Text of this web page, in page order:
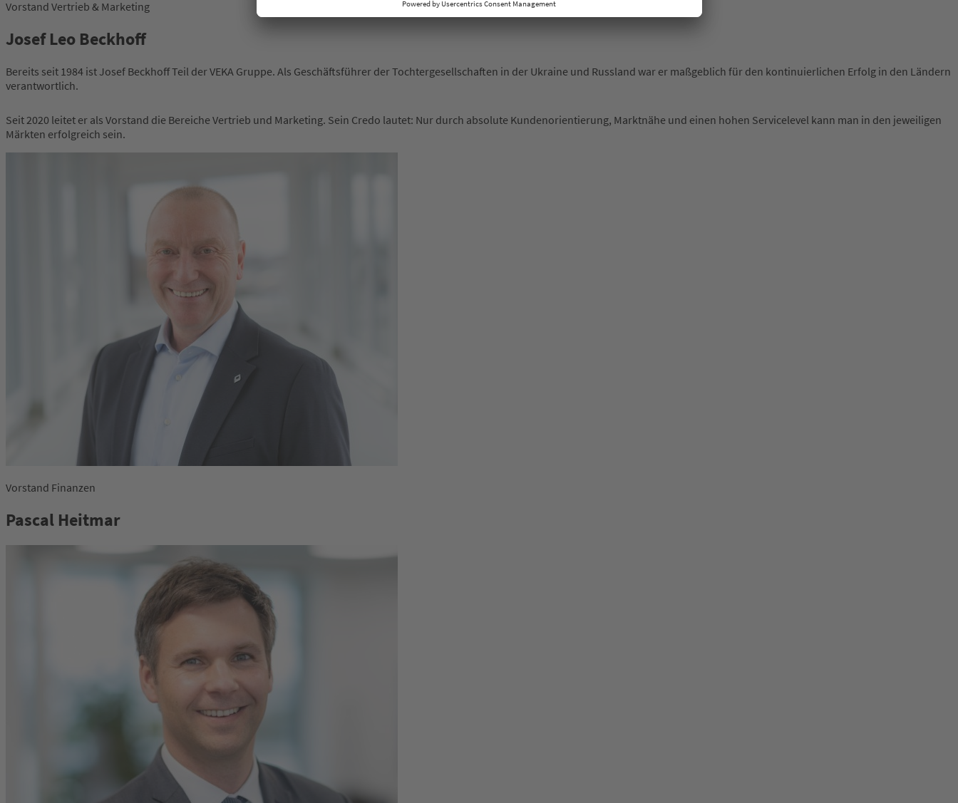
Vorstand Vertrieb & Marketing
Josef Leo Beckhoff
Bereits seit 1984 ist Josef Beckhoff Teil der VEKA Gruppe. Als Geschäftsführer der Tochtergesellschaften in der Ukraine und Russland war er maßgeblich für den kontinuierlichen Erfolg in den Ländern
verantwortlich.
Seit 2020 leitet er als Vorstand die Bereiche Vertrieb und Marketing. Sein Credo lautet: Nur durch absolute Kundenorientierung, Marktnähe und einen hohen Servicelevel kann man in den jeweiligen
Märkten erfolgreich sein.
Vorstand Finanzen
Pascal Heitmar